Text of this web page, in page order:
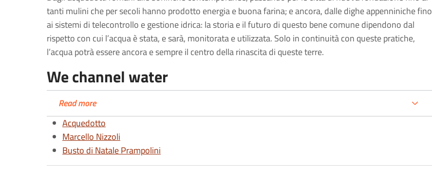
tanti mulini che per secoli hanno prodotto energia e buona farina; e ancora, dalle dighe appenniniche fino
ai sistemi di telecontrollo e gestione idrica: la storia e il futuro di questo bene comune dipendono dal
rispetto con cui l’acqua è stata, e sarà, monitorata e utilizzata. Solo in continuità con queste pratiche,
l’acqua potrà essere ancora e sempre il centro della rinascita di queste terre.
We channel water
Read more
Acquedotto
Marcello Nizzoli
Busto di Natale Prampolini